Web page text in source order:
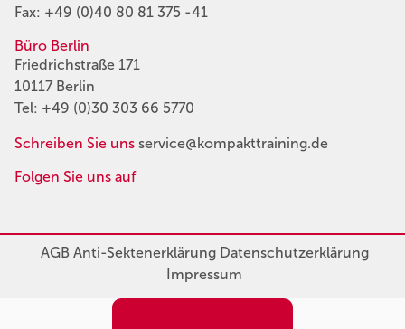
Fax: +49 (0)40 80 81 375 -41
Büro Berlin
Friedrichstraße 171
10117 Berlin
Tel: +49 (0)30 303 66 5770
Schreiben Sie uns service@kompakttraining.de
Folgen Sie uns auf
AGBAnti-SektenerklärungDatenschutzerklärung
Impressum